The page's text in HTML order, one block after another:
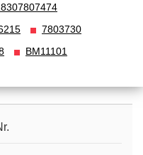
7803730
BM11101